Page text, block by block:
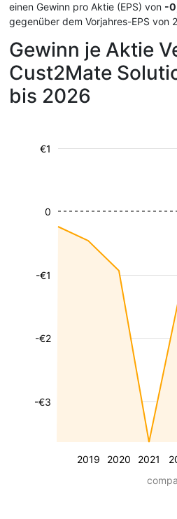
einen Gewinn pro Aktie (EPS) von -
gegenüber dem Vorjahres-EPS
Gewinn je Aktie
Cust2Mate
bis 2026
2019 2020 2021
-€3
-€2
-€1
€1
0